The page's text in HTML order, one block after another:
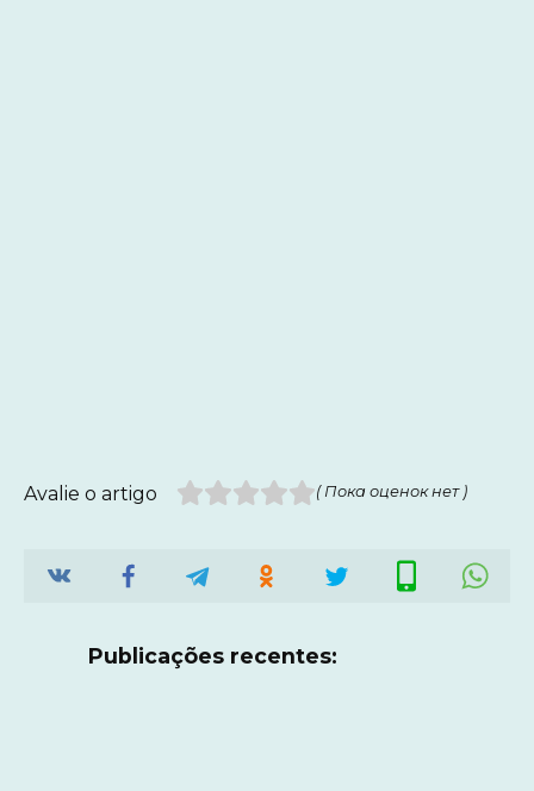
Avalie o artigo ( Пока оценок нет )
Publicações recentes: